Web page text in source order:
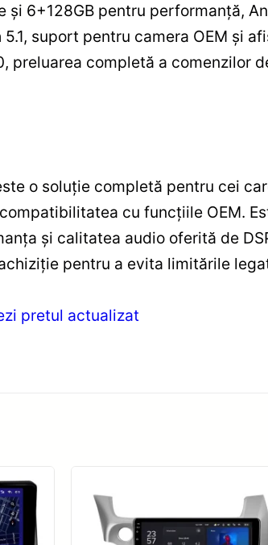
6+128GB pentru performanță,
suport pentru camera OEM și
preluarea completă a comenzilor
o soluție completă pentru cei
cu funcțiile OEM.
și calitatea audio oferită de
pentru a evita limitările
pretul actualizat